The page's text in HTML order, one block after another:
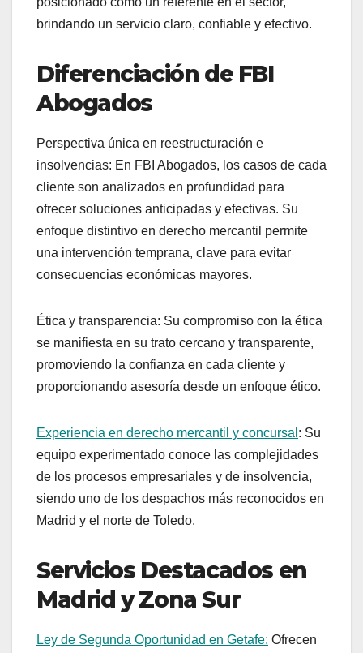
brindando un servicio claro, confiable y efectivo.
Diferenciación de FBI
Abogados
Perspectiva única en reestructuración e
insolvencias: En FBI Abogados, los casos de cada
cliente son analizados en profundidad para
ofrecer soluciones anticipadas y efectivas. Su
enfoque distintivo en derecho mercantil permite
una intervención temprana, clave para evitar
consecuencias económicas mayores.
Ética y transparencia: Su compromiso con la ética
se manifiesta en su trato cercano y transparente,
promoviendo la confianza en cada cliente y
proporcionando asesoría desde un enfoque ético.
Experiencia en derecho mercantil y concursal : Su
equipo experimentado conoce las complejidades
de los procesos empresariales y de insolvencia,
siendo uno de los despachos más reconocidos en
Madrid y el norte de Toledo.
Servicios Destacados en
Madrid y Zona Sur
Ley de Segunda Oportunidad en Getafe: Ofrecen